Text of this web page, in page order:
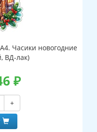
Часики новогодние
ВД-лак)
₽
+